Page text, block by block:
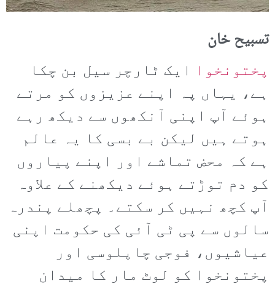
تسبیح خان
پختونخوا ایک ٹارچر سیل بن چکا
ہے، یہاں پہ اپنے عزیزوں کو مرتے
ہوئے آپ اپنی آنکھوں سے دیکھ رہے
ہوتے ہیں لیکن بے بسی کا یہ عالم
ہے کہ محض تماشے اور اپنے پیاروں
کو دم توڑتے ہوئے دیکھنے کے علاوہ
آپ کچھ نہیں کر سکتے۔ پچھلے پندرہ
سالوں سے پی ٹی آئی کی حکومت اپنی
عیاشیوں، فوجی چاپلوسی اور
پختونخوا کو لوٹ مار کا میدان